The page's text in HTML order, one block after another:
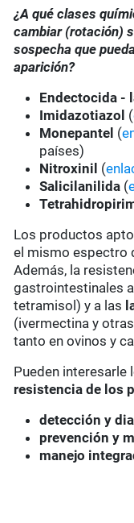
¿A qué clases
cambiar (rotación)
sospecha que
aparición?
Endectocida -
Imidazotiazol (
Monepantel (
países)
Nitroxinil (
Salicilanilida (
Los productos
el mismo espectro
Además, la
gastrointestinales
tetramisol) y a las
(ivermectina y
tanto en ovinos y
Pueden
resistencia de los
detección y
prevención y
manejo